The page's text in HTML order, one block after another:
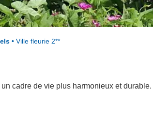
• Ville fleurie 2**
cadre de vie plus harmonieux et durable.